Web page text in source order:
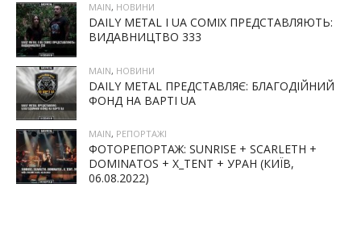
MAIN, НОВИНИ
DAILY METAL І UA COMIX ПРЕДСТАВЛЯЮТЬ:
ВИДАВНИЦТВО 333
MAIN, НОВИНИ
DAILY METAL ПРЕДСТАВЛЯЄ: БЛАГОДІЙНИЙ
ФОНД НА ВАРТІ UA
MAIN, РЕПОРТАЖІ
ФОТОРЕПОРТАЖ: SUNRISE + SCARLETH +
DOMINATOS + X_TENT + УРАН (КИЇВ,
06.08.2022)